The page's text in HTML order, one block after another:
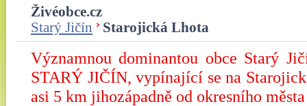
Živéobce.cz
Starý Jičín
Starojická Lhota
Významnou dominantou obce Starý
STARÝ JIČÍN, vypínající se na
asi 5 km jihozápadně od okresního